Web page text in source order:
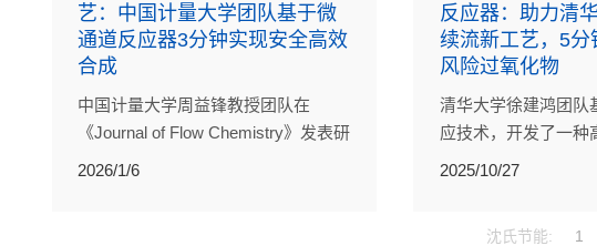
艺：中国计量大学团队基于微
通道反应器3分钟实现安全高效
合成
中国计量大学周益锋教授团队在
《Journal of Flow Chemistry》发表研
究，采用沈氏节能微通道反应器
2026/1/6
反应器：助力清
续流新工艺，5分
风险过氧化物
清华大学徐建鸿团队
应技术，开发了一种
放大的TBPPB合成新
2025/10/27
沈氏节能: 1